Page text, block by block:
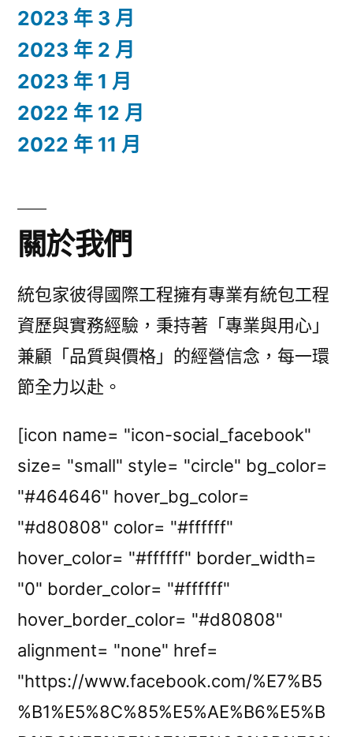
2023 年 3 月
2023 年 2 月
2023 年 1 月
2022 年 12 月
2022 年 11 月
關於我們
統包家彼得國際工程擁有專業有統包工程
資歷與實務經驗，秉持著「專業與用心」
兼顧「品質與價格」的經營信念，每一環
節全力以赴。
[icon name= "icon-social_facebook"
size= "small" style= "circle" bg_color=
"#464646" hover_bg_color=
"#d80808" color= "#ffffff"
hover_color= "#ffffff" border_width=
"0" border_color= "#ffffff"
hover_border_color= "#d80808"
alignment= "none" href=
"https://www.facebook.com/%E7%B5
%B1%E5%8C%85%E5%AE%B6%E5%B